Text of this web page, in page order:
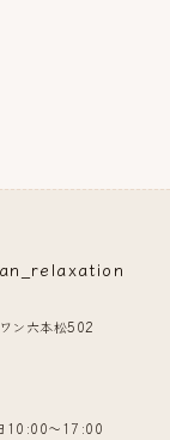
ン六本松502
10:00〜17:00